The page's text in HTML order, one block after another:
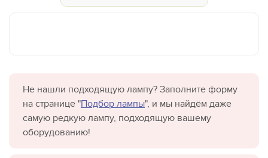
Не нашли подходящую лампу? Заполните форму
на странице "Подбор лампы", и мы найдём даже
самую редкую лампу, подходящую вашему
оборудованию!